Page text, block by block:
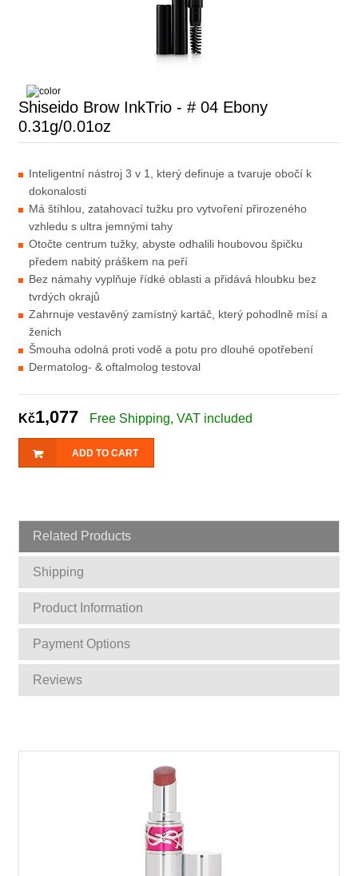
Shiseido Brow InkTrio - # 04 Ebony
0.31g/0.01oz
Inteligentní nástroj 3 v 1, který definuje a tvaruje obočí k
dokonalosti
Má štíhlou, zatahovací tužku pro vytvoření přirozeného
vzhledu s ultra jemnými tahy
Otočte centrum tužky, abyste odhalili houbovou špičku
předem nabitý práškem na peří
Bez námahy vyplňuje řídké oblasti a přidává hloubku bez
tvrdých okrajů
Zahrnuje vestavěný zamístný kartáč, který pohodlně mísí a
ženich
Šmouha odolná proti vodě a potu pro dlouhé opotřebení
Dermatolog- & oftalmolog testoval
Kč1,077 Free Shipping, VAT included
ADD TO CART
Related Products
Shipping
Product Information
Payment Options
Reviews